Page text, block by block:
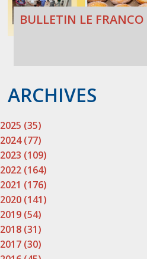
BULLETIN LE
ARCHIVES
2025 (35)
2024 (77)
2023 (109)
2022 (164)
2021 (176)
2020 (141)
2019 (54)
2018 (31)
2017 (30)